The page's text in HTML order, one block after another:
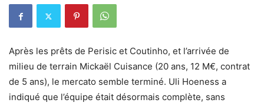
Après les prêts de Perisic et Coutinho, et l’arrivée de
milieu de terrain Mickaël Cuisance (20 ans, 12 M€, contrat
de 5 ans), le mercato semble terminé. Uli Hoeness a
indiqué que l’équipe était désormais complète, sans